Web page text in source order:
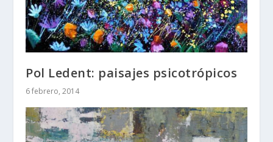
Pol Ledent: paisajes psicotrópicos
6 febrero, 2014